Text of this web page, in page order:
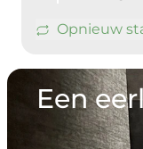
Opnieuw
Een